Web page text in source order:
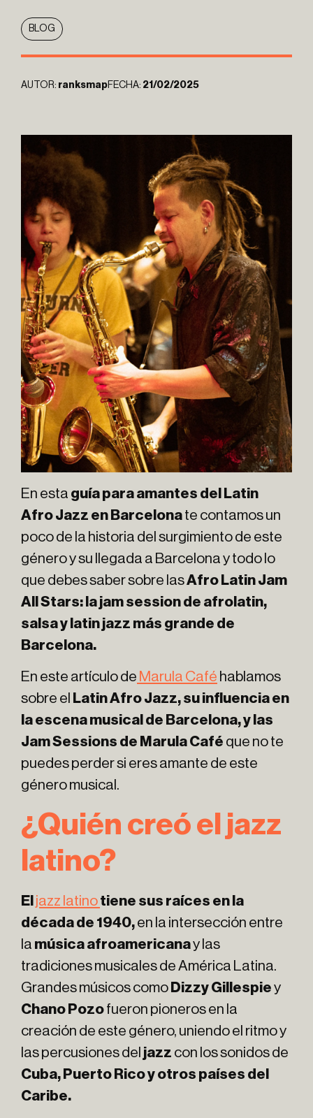
BLOG
AUTOR: ranksmapFECHA: 21/02/2025
En esta guía para amantes del Latin
Afro Jazz en Barcelonate contamos un
poco de la historia del surgimiento de este
género y su llegada a Barcelona y todo lo
que debes saber sobre lasAfro Latin Jam
All Stars: la jam session de afrolatin,
salsa y latin jazz más grande de
Barcelona.
En este artículo de Marula Café hablamos
sobre el Latin Afro Jazz, su influencia en
la escena musical de Barcelona, y las
Jam Sessions de Marula Café que no te
puedes perder si eres amante de este
género musical.
¿Quién creó el jazz
latino?
El jazz latinotiene sus raíces en la
década de 1940,en la intersección entre
la música afroamericanay las
tradiciones musicales de América Latina.
Grandes músicos como Dizzy Gillespiey
Chano Pozofueron pioneros en la
creación de este género, uniendo el ritmo y
las percusiones del jazz con los sonidos de
Cuba, Puerto Rico y otros países del
Caribe.